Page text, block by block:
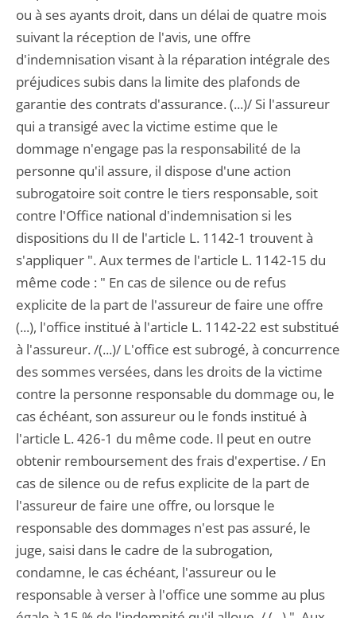
ou à ses ayants droit, dans un délai de quatre mois
suivant la réception de l'avis, une offre
d'indemnisation visant à la réparation intégrale des
préjudices subis dans la limite des plafonds de
garantie des contrats d'assurance. (...)/ Si l'assureur
qui a transigé avec la victime estime que le
dommage n'engage pas la responsabilité de la
personne qu'il assure, il dispose d'une action
subrogatoire soit contre le tiers responsable, soit
contre l'Office national d'indemnisation si les
dispositions du II de l'article L. 1142-1 trouvent à
s'appliquer ". Aux termes de l'article L. 1142-15 du
même code : " En cas de silence ou de refus
explicite de la part de l'assureur de faire une offre
(...), l'office institué à l'article L. 1142-22 est substitué
à l'assureur. /(...)/ L'office est subrogé, à concurrence
des sommes versées, dans les droits de la victime
contre la personne responsable du dommage ou, le
cas échéant, son assureur ou le fonds institué à
l'article L. 426-1 du même code. Il peut en outre
obtenir remboursement des frais d'expertise. / En
cas de silence ou de refus explicite de la part de
l'assureur de faire une offre, ou lorsque le
responsable des dommages n'est pas assuré, le
juge, saisi dans le cadre de la subrogation,
condamne, le cas échéant, l'assureur ou le
responsable à verser à l'office une somme au plus